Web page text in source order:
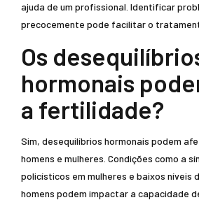
ajuda de um profissional. Identificar
precocemente pode facilitar o
Os
hormonais
a fertilidade?
Sim, desequilíbrios hormonais podem
homens e mulheres. Condições como a
policísticos em mulheres e baixos níveis
homens podem impactar a capacidade